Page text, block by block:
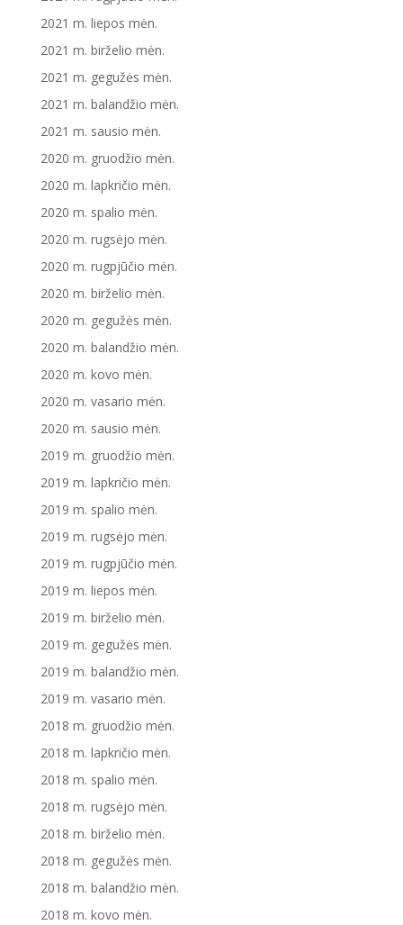
2021 m. liepos mėn.
2021 m. birželio mėn.
2021 m. gegužės mėn.
2021 m. balandžio mėn.
2021 m. sausio mėn.
2020 m. gruodžio mėn.
2020 m. lapkričio mėn.
2020 m. spalio mėn.
2020 m. rugsėjo mėn.
2020 m. rugpjūčio mėn.
2020 m. birželio mėn.
2020 m. gegužės mėn.
2020 m. balandžio mėn.
2020 m. kovo mėn.
2020 m. vasario mėn.
2020 m. sausio mėn.
2019 m. gruodžio mėn.
2019 m. lapkričio mėn.
2019 m. spalio mėn.
2019 m. rugsėjo mėn.
2019 m. rugpjūčio mėn.
2019 m. liepos mėn.
2019 m. birželio mėn.
2019 m. gegužės mėn.
2019 m. balandžio mėn.
2019 m. vasario mėn.
2018 m. gruodžio mėn.
2018 m. lapkričio mėn.
2018 m. spalio mėn.
2018 m. rugsėjo mėn.
2018 m. birželio mėn.
2018 m. gegužės mėn.
2018 m. balandžio mėn.
2018 m. kovo mėn.